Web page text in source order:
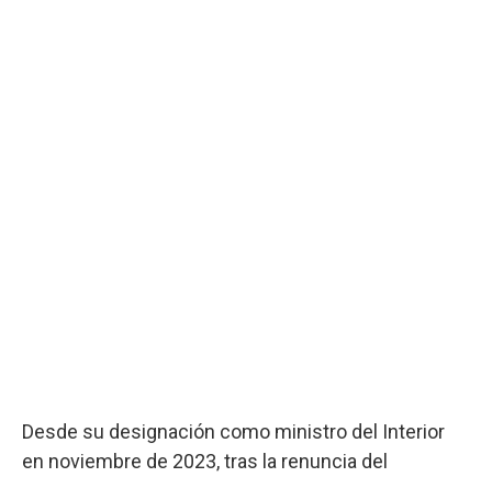
Desde su designación como ministro del Interior
en noviembre de 2023, tras la renuncia del